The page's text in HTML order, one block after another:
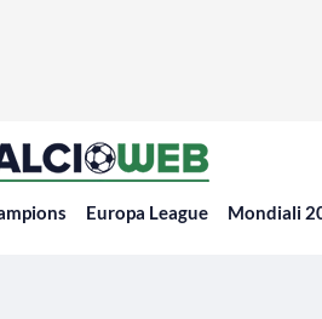
Europa League Mondiali